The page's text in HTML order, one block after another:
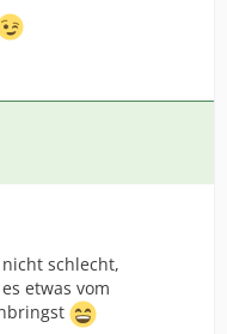
schlecht,
etwas vom